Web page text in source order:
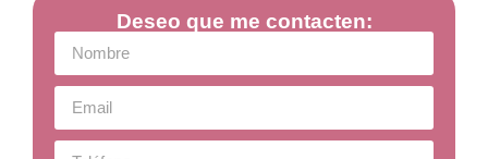
Deseo que me contacten: